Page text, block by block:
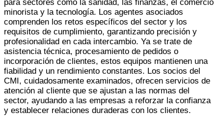
para sectores como la sanidad, las finanzas, el comercio
minorista y la tecnología. Los agentes asociados
comprenden los retos específicos del sector y los
requisitos de cumplimiento, garantizando precisión y
profesionalidad en cada intercambio. Ya se trate de
asistencia técnica, procesamiento de pedidos o
incorporación de clientes, estos equipos mantienen una
fiabilidad y un rendimiento constantes. Los socios del
CMI, cuidadosamente examinados, ofrecen servicios de
atención al cliente que se ajustan a las normas del
sector, ayudando a las empresas a reforzar la confianza
y establecer relaciones duraderas con los clientes.